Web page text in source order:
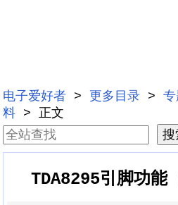
电子爱好者 > 更多目录 >
料 > 正文
TDA8295引脚功能